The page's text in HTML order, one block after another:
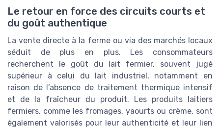
Le retour en force des circuits courts et
du goût authentique
La vente directe à la ferme ou via des marchés locaux
séduit de plus en plus. Les consommateurs
recherchent le goût du lait fermier, souvent jugé
supérieur à celui du lait industriel, notamment en
raison de l’absence de traitement thermique intensif
et de la fraîcheur du produit. Les produits laitiers
fermiers, comme les fromages, yaourts ou crème, sont
également valorisés pour leur authenticité et leur lien